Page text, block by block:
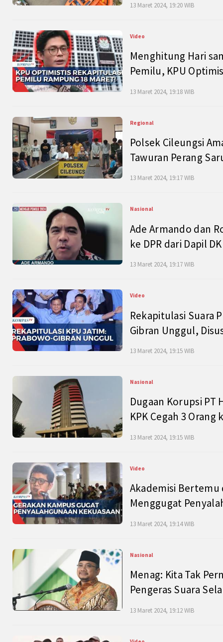
13 Maret 2024, 19:20 WIB
Video
Menghitung Hari
Pemilu, KPU
13 Maret 2024, 19:18 WIB
Regional
Polsek Cileungsi
Tawuran Perang
13 Maret 2024, 19:17 WIB
Nasional
Ade Armando dan
ke DPR dari Dapil
13 Maret 2024, 19:17 WIB
Video
Rekapitulasi Suara
Gibran Unggul,
13 Maret 2024, 19:15 WIB
Nasional
Dugaan Korupsi PT
KPK Cegah 3 Orang
13 Maret 2024, 19:15 WIB
Video
Akademisi Bertemu
Menggugat
13 Maret 2024, 19:14 WIB
Nasional
Menag: Kita Tak
Pengeras Suara
13 Maret 2024, 19:12 WIB